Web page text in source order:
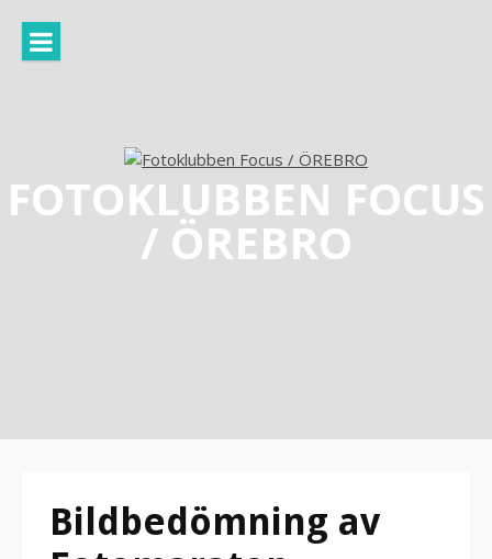
innehåll
FOTOKLUBBEN FOCUS
/ ÖREBRO
Bildbedömning av